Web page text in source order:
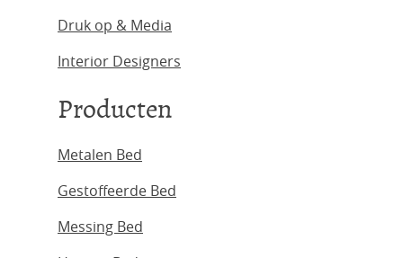
Druk op & Media
Interior Designers
Producten
Metalen Bed
Gestoffeerde Bed
Messing Bed